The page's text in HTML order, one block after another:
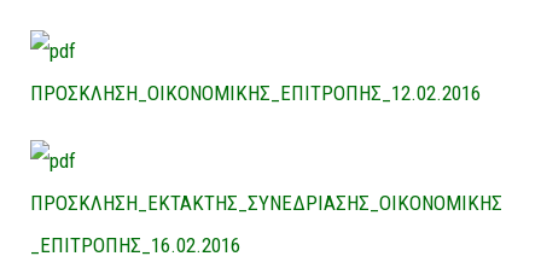
ΠΡΟΣΚΛΗΣΗ_ΟΙΚΟΝΟΜΙΚΗΣ_ΕΠΙΤΡΟΠΗΣ_12.02.2016
ΠΡΟΣΚΛΗΣΗ_ΕΚΤΑΚΤΗΣ_ΣΥΝΕΔΡΙΑΣΗΣ_ΟΙΚΟΝΟΜΙΚΗΣ
_ΕΠΙΤΡΟΠΗΣ_16.02.2016